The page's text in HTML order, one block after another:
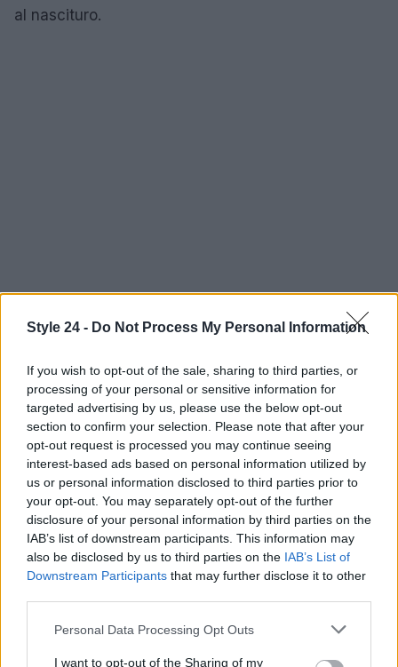
Style 24 - Do Not Process My Personal Information
If you wish to opt-out of the sale, sharing to third parties, or
processing of your personal or sensitive information for
targeted advertising by us, please use the below opt-out
section to confirm your selection. Please note that after your
opt-out request is processed you may continue seeing
interest-based ads based on personal information utilized by
us or personal information disclosed to third parties prior to
your opt-out. You may separately opt-out of the further
disclosure of your personal information by third parties on the
IAB’s list of downstream participants. This information may
also be disclosed by us to third parties on the IAB’s List of
Downstream Participants that may further disclose it to other
Please note that this website/app uses one or more Google
not limited to your visit or usage behaviour. You may click to
Personal Data Processing Opt Outs
I want to opt-out of the Sharing of my
al nascituro.
controverso. In alcuni paesi, come quelli dell’Africa
subsahariana, dove l’HIV è più prevalente,
l’allattamento al seno può essere raccomandato
dalle autorità sanitarie, poiché il rischio di
trasmissione è basso se la madre ha una carica
virale controllata. In Italia, però, si tende a
scoraggiarlo. Le nuove linee guida, tuttavia,
incoraggiano il dialogo e il supporto per le donne
che decidono di allattare, tenendo conto delle loro
scelte e delle evidenze scientifiche.